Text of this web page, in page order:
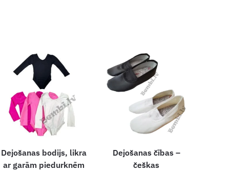
Dejošanas bodijs, likra
ar garām piedurknēm
Dejošanas čības –
češkas